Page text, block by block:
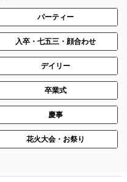
パーティー
入卒・七五三・顔合わせ
デイリー
卒業式
慶事
花火大会・お祭り